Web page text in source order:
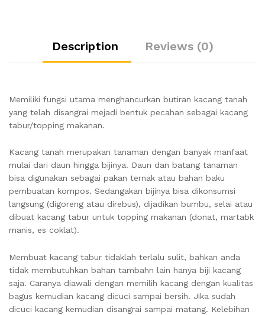
Description Reviews (0)
Memiliki fungsi utama menghancurkan butiran kacang tanah
yang telah disangrai mejadi bentuk pecahan sebagai kacang
tabur/topping makanan.
Kacang tanah merupakan tanaman dengan banyak manfaat
mulai dari daun hingga bijinya. Daun dan batang tanaman
bisa digunakan sebagai pakan ternak atau bahan baku
pembuatan kompos. Sedangakan bijinya bisa dikonsumsi
langsung (digoreng atau direbus), dijadikan bumbu, selai atau
dibuat kacang tabur untuk topping makanan (donat, martabk
manis, es coklat).
Membuat kacang tabur tidaklah terlalu sulit, bahkan anda
tidak membutuhkan bahan tambahn lain hanya biji kacang
saja. Caranya diawali dengan memilih kacang dengan kualitas
bagus kemudian kacang dicuci sampai bersih. Jika sudah
dicuci kacang kemudian disangrai sampai matang. Kelebihan